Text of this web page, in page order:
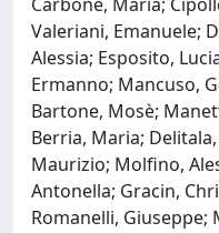
Valeriani, Emanuele;
Alessia; Esposito,
Ermanno; Mancuso,
Bartone, Mosè;
Berria, Maria;
Maurizio; Molfino,
Antonella; Gracin,
Romanelli, Giuseppe;